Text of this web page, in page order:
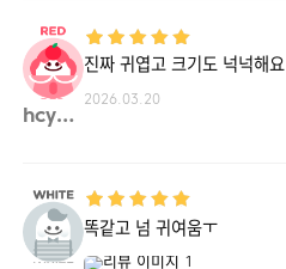
hcy45**
진짜 귀엽고 크기도 넉넉해요
2026.03.20
똑같고 넘 귀여움ㅜ